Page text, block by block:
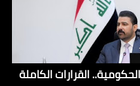
القرارات الكاملة